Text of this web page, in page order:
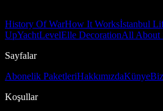
History Of WarHow It Worksİstanbul
UpYachtLevelElle DecorationAll About
Sayfalar
Abonelik PaketleriHakkımızdaKünye
Koşullar